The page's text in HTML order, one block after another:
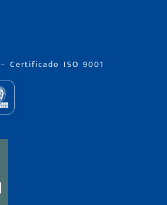
–Certificado ISO 9001